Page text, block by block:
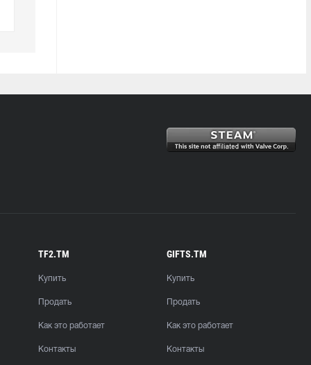
TF2.TM
Купить
Продать
Как это работает
Контакты
GIFTS.TM
Купить
Продать
Как это работает
Контакты